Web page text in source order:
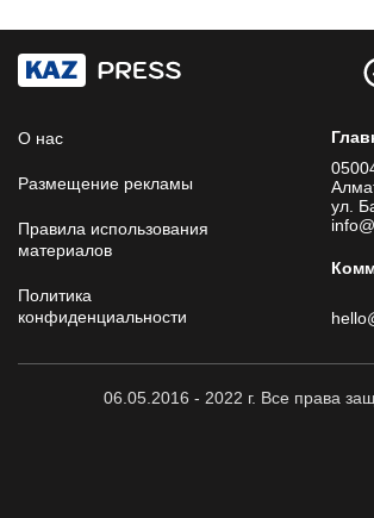
О нас
Размещение рекламы
Правила использования
материалов
Политика
конфиденциальности
ул.
06.05.2016 - 2022 г. Все права